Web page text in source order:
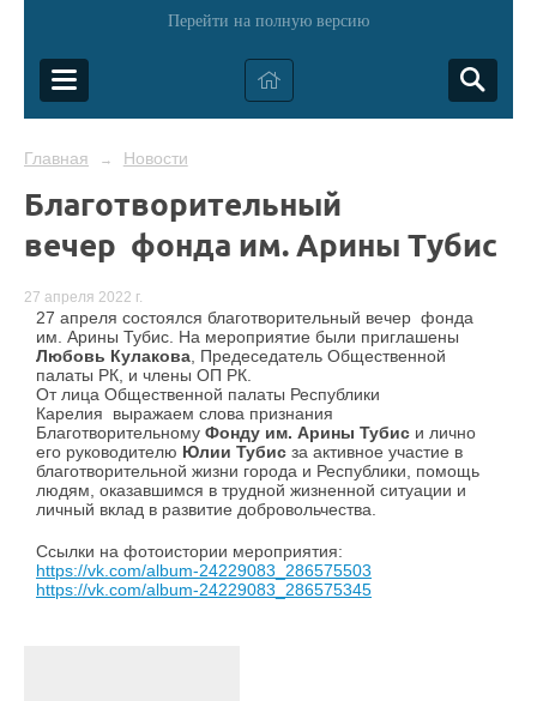
Перейти на полную версию
Главная → Новости
Благотворительный
вечер фонда им. Арины Тубис
27 апреля 2022 г.
27 апреля состоялся благотворительный вечер фонда
им. Арины Тубис. На мероприятие были приглашены
Любовь Кулакова, Предеседатель Общественной
палаты РК, и члены ОП РК.
От лица Общественной палаты Республики
Карелия выражаем слова признания
Благотворительному Фонду им. Арины Тубис и лично
его руководителю Юлии Тубис за активное участие в
благотворительной жизни города и Республики, помощь
людям, оказавшимся в трудной жизненной ситуации и
личный вклад в развитие добровольчества.
Ссылки на фотоистории мероприятия:
https://vk.com/album-24229083_286575503
https://vk.com/album-24229083_286575345